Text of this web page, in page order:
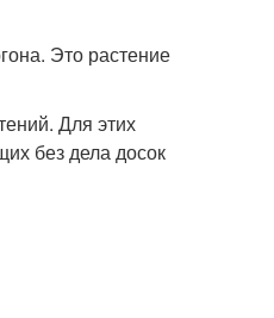
Это растение
Для этих
без дела досок